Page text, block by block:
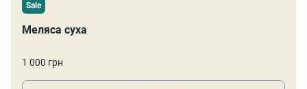
Sale
Меляса суха
1 000 грн